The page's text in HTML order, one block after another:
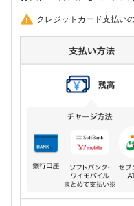
クレジットカード支払い